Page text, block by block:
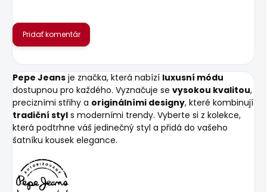
Pridať komentár
Pepe Jeans je značka, která nabízí luxusní módu
dostupnou pro každého. Vyznačuje se vysokou kvalitou,
precizními střihy a originálními designy, které kombinují
tradiční styl s moderními trendy. Vyberte si z kolekce,
která podtrhne váš jedinečný styl a přidá do vašeho
šatníku kousek elegance.